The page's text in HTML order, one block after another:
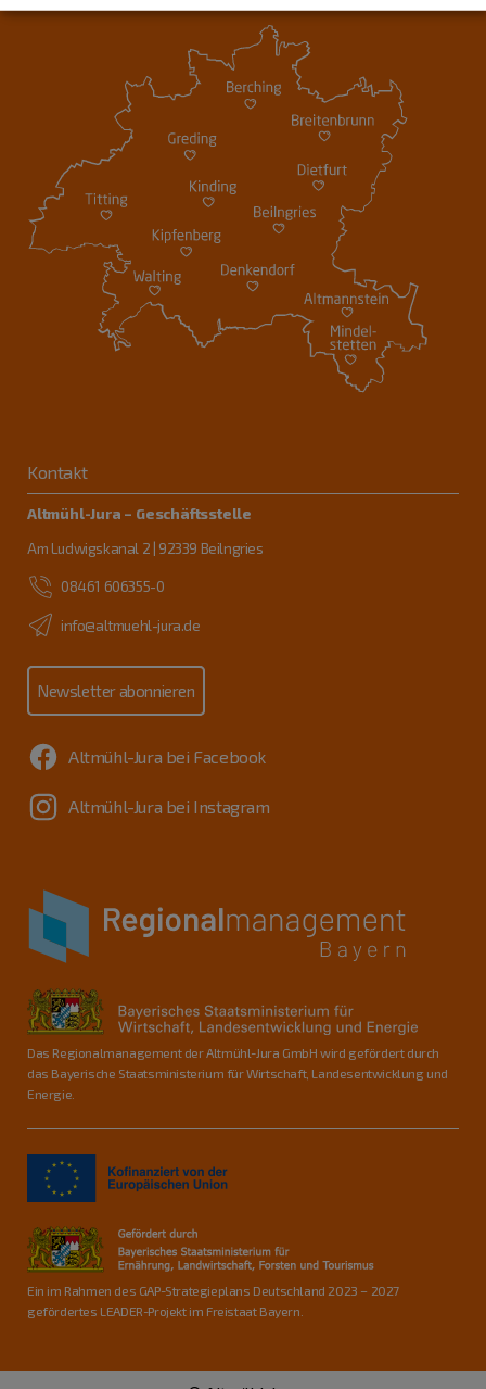
Kontakt
Altmühl-Jura – Geschäftsstelle
Am Ludwigskanal 2 | 92339 Beilngries
08461 606355-0
info@altmuehl-jura.de
Newsletter abonnieren
Altmühl-Jura bei Facebook
Altmühl-Jura bei Instagram
Das Regionalmanagement der Altmühl-Jura GmbH wird gefördert durch
das Bayerische Staatsministerium für Wirtschaft, Landesentwicklung und
Energie.
Ein im Rahmen des GAP-Strategieplans Deutschland 2023 – 2027
gefördertes LEADER-Projekt im Freistaat Bayern.